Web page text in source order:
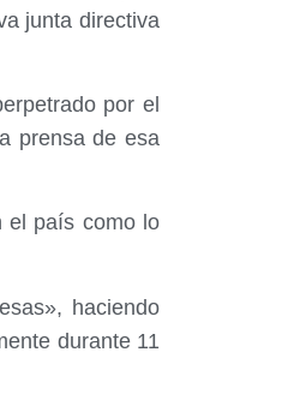
junta directiva
por el
prensa de esa
el país como lo
haciendo
durante 11